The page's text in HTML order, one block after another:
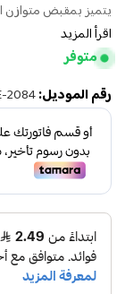
يتميز بمقبض متوازن
اقرأ المزيد
متوفر
رقم الموديل:2084